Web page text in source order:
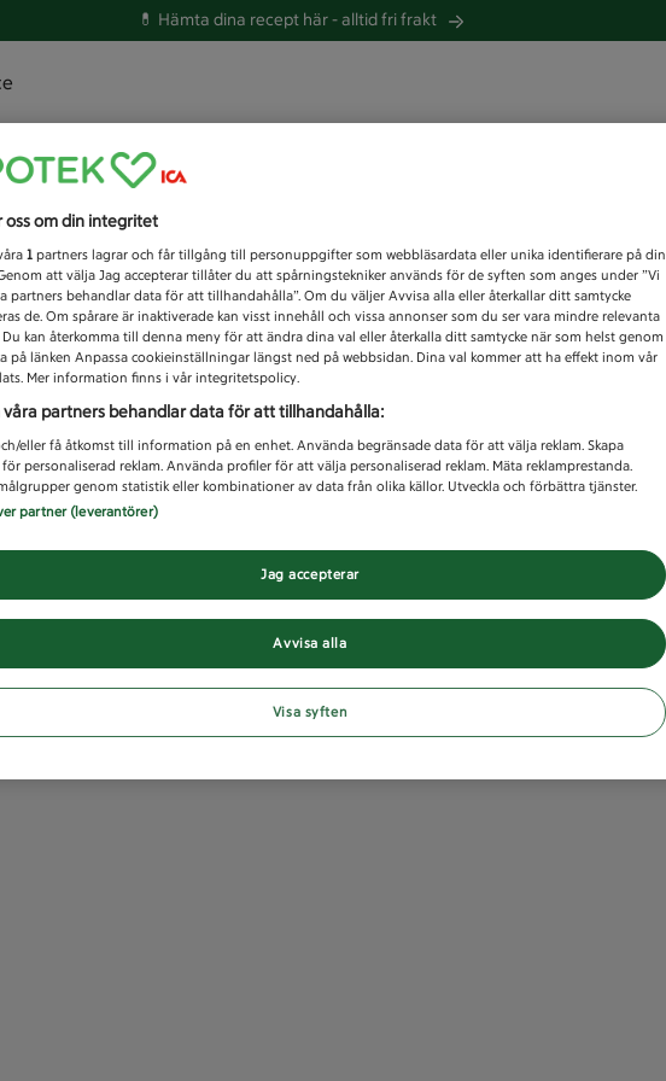
💊 Hämta dina recept här -alltid fri frakt
du efter idag?
Unknown error
oss om din integritet
1 partners lagrar och får tillgång till personuppgifter som webbläsardata eller unika identifierare på din
att välja Jag accepterar tillåter du att spårningstekniker används för de syften som anges under ”Vi
partners behandlar data för att tillhandahålla”. Om du väljer Avvisa alla eller återkallar ditt samtycke
de. Om spårare är inaktiverade kan visst innehåll och vissa annonser som du ser vara mindre relevanta
kan återkomma till denna meny för att ändra dina val eller återkalla ditt samtycke när som helst genom
på länken Anpassa cookieinställningar längst ned på webbsidan. Dina val kommer att ha effekt inom vår
Mer information finns i vår integritetspolicy.
våra partners behandlar data för att tillhandahålla:
eller få åtkomst till information på en enhet. Använda begränsade data för att välja reklam. Skapa
personaliserad reklam. Använda profiler för att välja personaliserad reklam. Mäta reklamprestanda.
genom statistik eller kombinationer av data från olika källor. Utveckla och förbättra tjänster.
partner (leverantörer)
Avvisa alla
Jag accepterar
Visa syften